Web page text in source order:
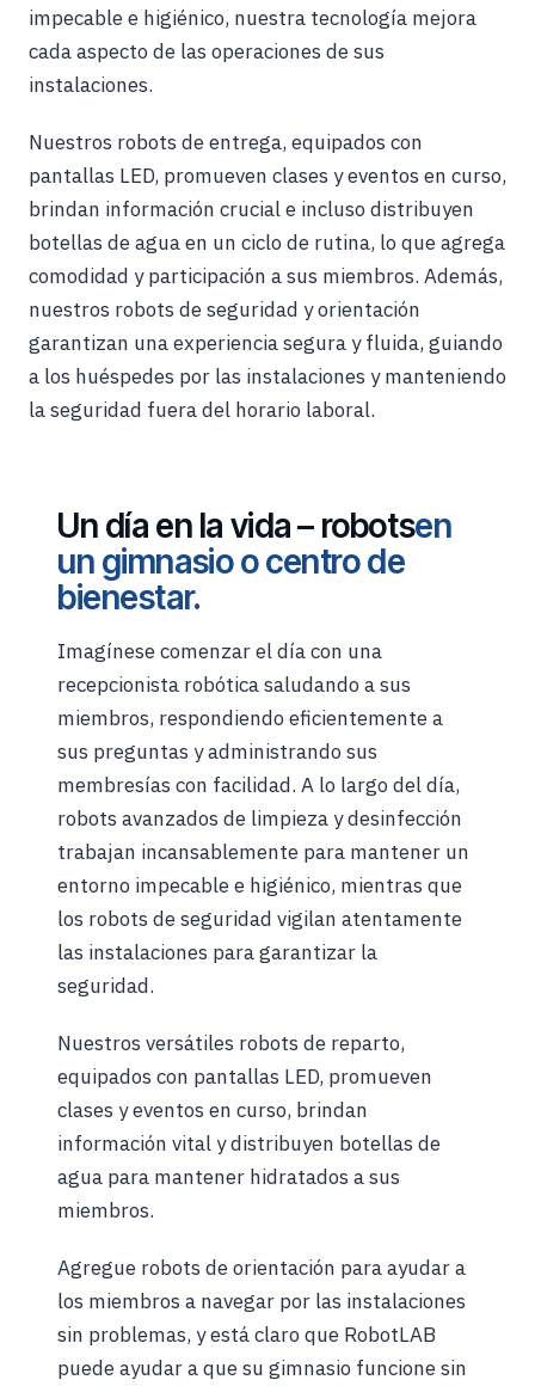
impecable e higiénico, nuestra tecnología mejora
cada aspecto de las operaciones de sus
instalaciones.
Nuestros robots de entrega, equipados con
pantallas LED, promueven clases y eventos en curso,
brindan información crucial e incluso distribuyen
botellas de agua en un ciclo de rutina, lo que agrega
comodidad y participación a sus miembros. Además,
nuestros robots de seguridad y orientación
garantizan una experiencia segura y fluida, guiando
a los huéspedes por las instalaciones y manteniendo
la seguridad fuera del horario laboral.
Un día en la vida – robotsen
un gimnasio o centro de
bienestar.
Imagínese comenzar el día con una
recepcionista robótica saludando a sus
miembros, respondiendo eficientemente a
sus preguntas y administrando sus
membresías con facilidad. A lo largo del día,
robots avanzados de limpieza y desinfección
trabajan incansablemente para mantener un
entorno impecable e higiénico, mientras que
los robots de seguridad vigilan atentamente
las instalaciones para garantizar la
seguridad.
Nuestros versátiles robots de reparto,
equipados con pantallas LED, promueven
clases y eventos en curso, brindan
información vital y distribuyen botellas de
agua para mantener hidratados a sus
miembros.
Agregue robots de orientación para ayudar a
los miembros a navegar por las instalaciones
sin problemas, y está claro que RobotLAB
puede ayudar a que su gimnasio funcione sin